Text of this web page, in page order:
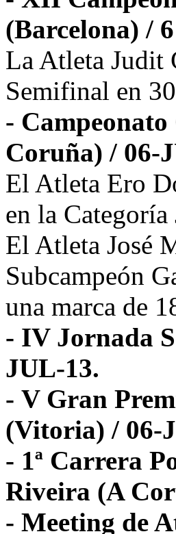
(Barcelona) /
La Atleta Judit
Semifinal en
-
Coruña) / 06-
El Atleta Ero
en la
El Atleta José
Subcampeón
una marca de
- IV Jornada
JUL-13.
- V Gran
(Vitoria) / 06-
- 1ª Carrera
Riveira (A
- Meeting de